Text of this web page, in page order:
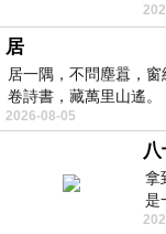
《
居
居一隅，不問塵囂，
卷詩書，藏萬里山遙。
2026-08-05
拿
是
勝